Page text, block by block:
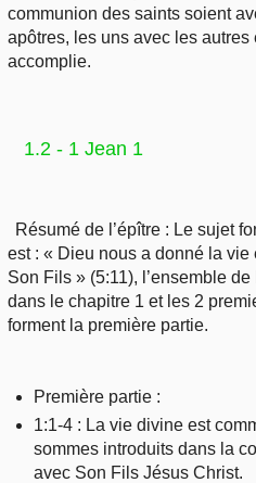
communion des saints soient
apôtres, les uns avec les
accomplie.
1.2 - 1 Jean 1
Résumé de l’épître : Le sujet
est : « Dieu nous a donné la
Son Fils » (5:11), l’ensemble
dans le chapitre 1 et les 2
forment la première partie.
Première partie :
1:1-4 : La vie divine est
sommes introduits dans la
avec Son Fils Jésus Christ.